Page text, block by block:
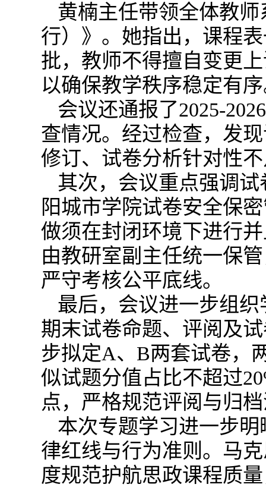
黄楠主任带领全体教
行）》。她指出，课程
批，教师不得擅自变更
以确保教学秩序稳定有
会议还通报了2025-
查情况。经过检查，发
修订、试卷分析针对性
其次，会议重点强调
阳城市学院试卷安全保
做须在封闭环境下进行
由教研室副主任统一保
严守考核公平底线。
最后，会议进一步组织
期末试卷命题、评阅及
步拟定A、B两套试卷，
似试题分值占比不超过
点，严格规范评阅与归
本次专题学习进一步
律红线与行为准则。马
度规范护航思政课程质